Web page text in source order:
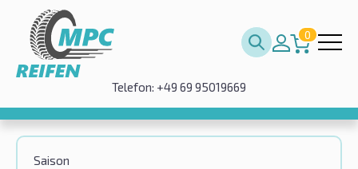
0
Telefon: +49 69 95019669
Saison